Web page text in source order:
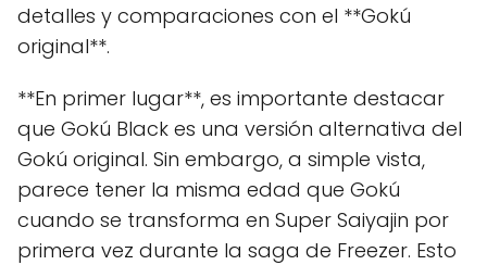
detalles y comparaciones con el **Gokú
original**.
**En primer lugar**, es importante destacar
que Gokú Black es una versión alternativa del
Gokú original. Sin embargo, a simple vista,
parece tener la misma edad que Gokú
cuando se transforma en Super Saiyajin por
primera vez durante la saga de Freezer. Esto